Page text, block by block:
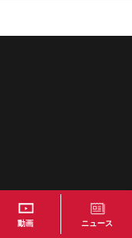
動画 ニュース